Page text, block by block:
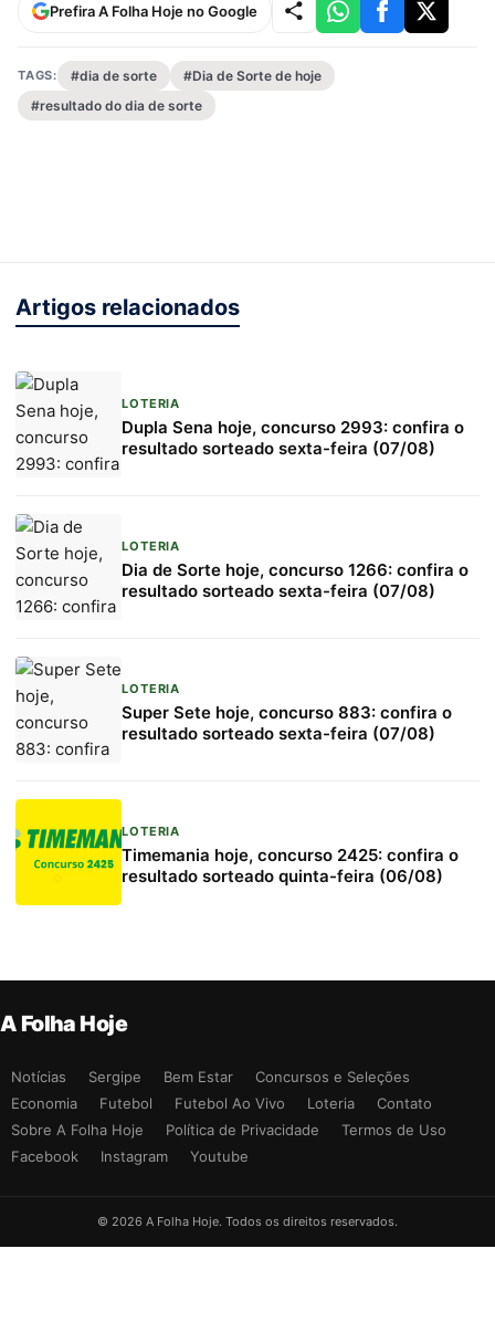
Prefira A Folha Hoje no Google
TAGS: #dia de sorte
#Dia de Sorte de hoje
#resultado do dia de sorte
Artigos relacionados
LOTERIA
Dupla Sena hoje, concurso 2993: confira o
resultado sorteado sexta-feira (07/08)
LOTERIA
Dia de Sorte hoje, concurso 1266: confira o
resultado sorteado sexta-feira (07/08)
LOTERIA
Super Sete hoje, concurso 883: confira o
resultado sorteado sexta-feira (07/08)
LOTERIA
Timemania hoje, concurso 2425: confira o
resultado sorteado quinta-feira (06/08)
A Folha Hoje
Notícias Sergipe Bem Estar
Concursos e Seleções
Economia
Futebol Futebol Ao Vivo Loteria
Contato
Sobre A Folha Hoje
Política de Privacidade
Termos de Uso
Facebook
Instagram Youtube
© 2026 A Folha Hoje. Todos os direitos reservados.